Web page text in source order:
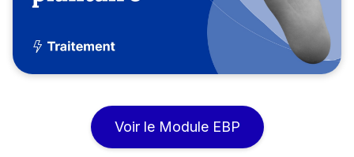
Voir le Module EBP